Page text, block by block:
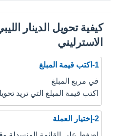
كيفية تحويل الدينار
الاسترليني
1-اكتب قيمة المبلغ
في مربع المبلغ
اكتب قيمة المبلغ التي تريد
2-إختيار العملة